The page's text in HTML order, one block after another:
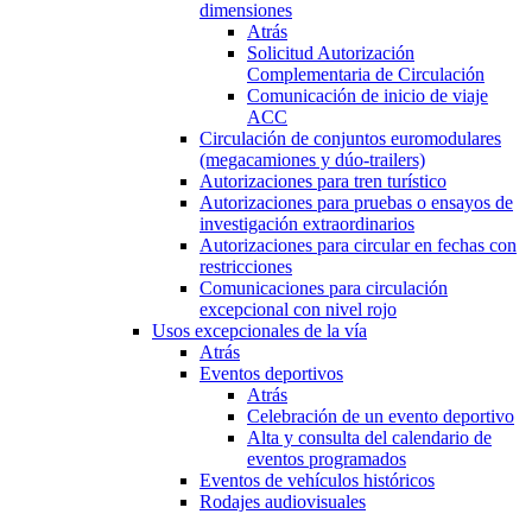
dimensiones
Atrás
Solicitud Autorización
Complementaria de Circulación
Comunicación de inicio de viaje
ACC
Circulación de conjuntos euromodulares
(megacamiones y dúo-trailers)
Autorizaciones para tren turístico
Autorizaciones para pruebas o ensayos de
investigación extraordinarios
Autorizaciones para circular en fechas con
restricciones
Comunicaciones para circulación
excepcional con nivel rojo
Usos excepcionales de la vía
Atrás
Eventos deportivos
Atrás
Celebración de un evento deportivo
Alta y consulta del calendario de
eventos programados
Eventos de vehículos históricos
Rodajes audiovisuales